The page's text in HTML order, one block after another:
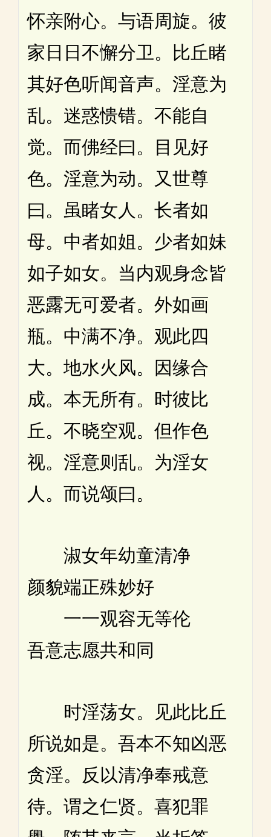
怀亲附心。与语周旋。彼
家日日不懈分卫。比丘睹
其好色听闻音声。淫意为
乱。迷惑愦错。不能自
觉。而佛经曰。目见好
色。淫意为动。又世尊
曰。虽睹女人。长者如
母。中者如姐。少者如妹
如子如女。当内观身念皆
恶露无可爱者。外如画
瓶。中满不净。观此四
大。地水火风。因缘合
成。本无所有。时彼比
丘。不晓空观。但作色
视。淫意则乱。为淫女
人。而说颂曰。
淑女年幼童清净
颜貌端正殊妙好
一一观容无等伦
吾意志愿共和同
时淫荡女。见此比丘
所说如是。吾本不知凶恶
贪淫。反以清净奉戒意
待。谓之仁贤。喜犯罪